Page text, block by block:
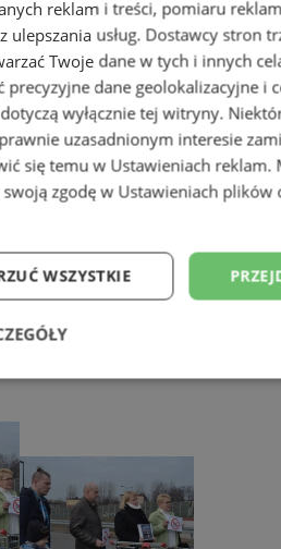
W Rudzie
Duda!
reklam i treści, pomiaru
ulepszania usług. Dostawcy stron
Twoje dane w tych i innych
precyzyjne dane geolokalizacyjne i
wyłącznie tej witryny.
uzasadnionym interesie
się temu w Ustawieniach reklam.
zgodę w Ustawieniach plików
WSZYSTKIE
Wydajność